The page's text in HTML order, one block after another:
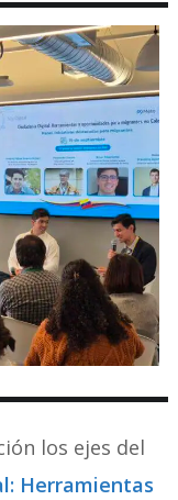
los ejes del
Herramientas